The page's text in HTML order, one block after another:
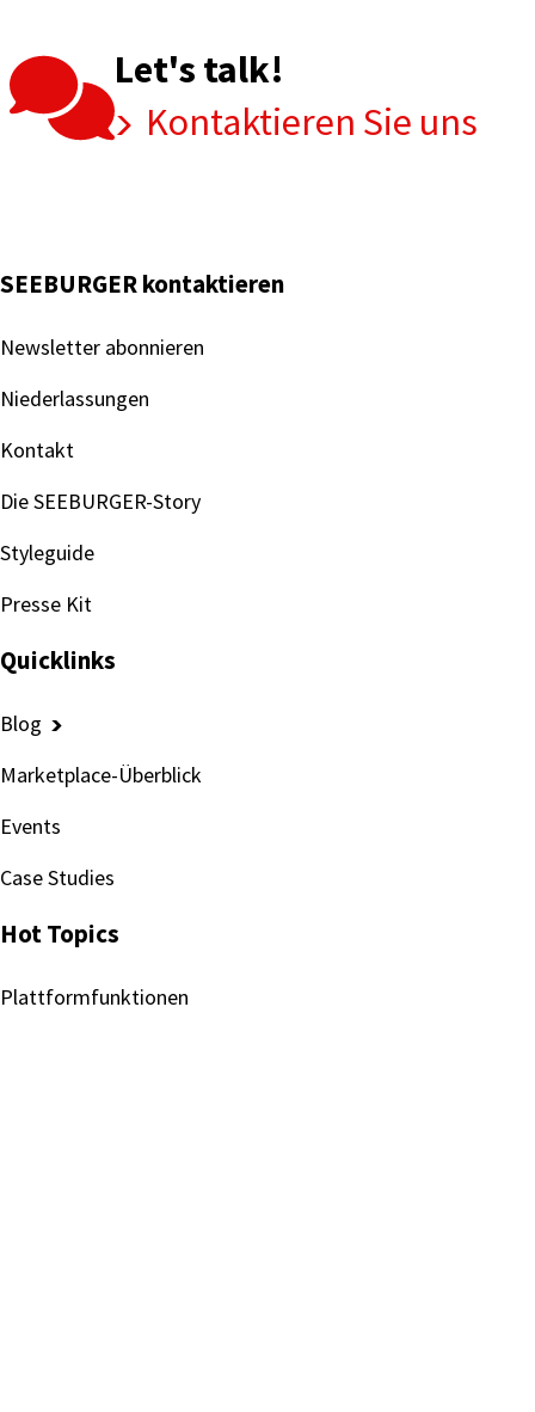
bei
Belegverarbeitung
Let's talk!
Kontaktieren Sie uns
SEEBURGER kontaktieren
Newsletter abonnieren
Niederlassungen
Kontakt
Die SEEBURGER-Story
Styleguide
Presse Kit
Quicklinks
Blog
Marketplace-Überblick
Events
Case Studies
Hot Topics
Plattformfunktionen